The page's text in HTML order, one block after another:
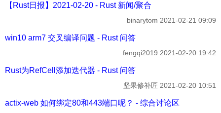
【Rust日报】2021-02-20 - Rust 新闻/聚合
binarytom 2021-02-21 09:09
win10 arm7 交叉编译问题 - Rust 问答
fengqi2019 2021-02-20 19:42
Rust为RefCell添加迭代器 - Rust 问答
坚果修补匠 2021-02-20 10:51
actix-web 如何绑定80和443端口呢？ - 综合讨论区